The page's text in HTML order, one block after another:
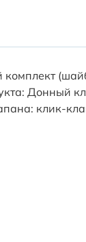
Донный
клик-